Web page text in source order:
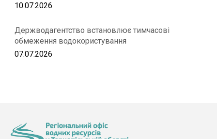
10.07.2026
Держводагентство встановлює тимчасові
обмеження водокористування
07.07.2026